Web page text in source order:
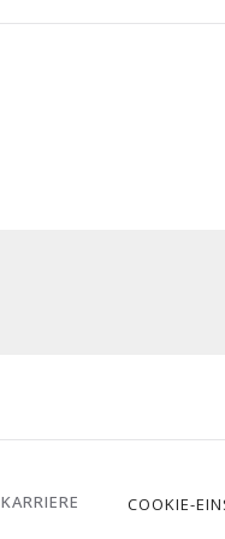
KARRIERE COOKIE-